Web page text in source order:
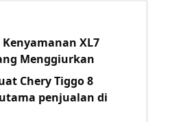
XL7
Menggiurkan
Chery Tiggo 8
penjualan di